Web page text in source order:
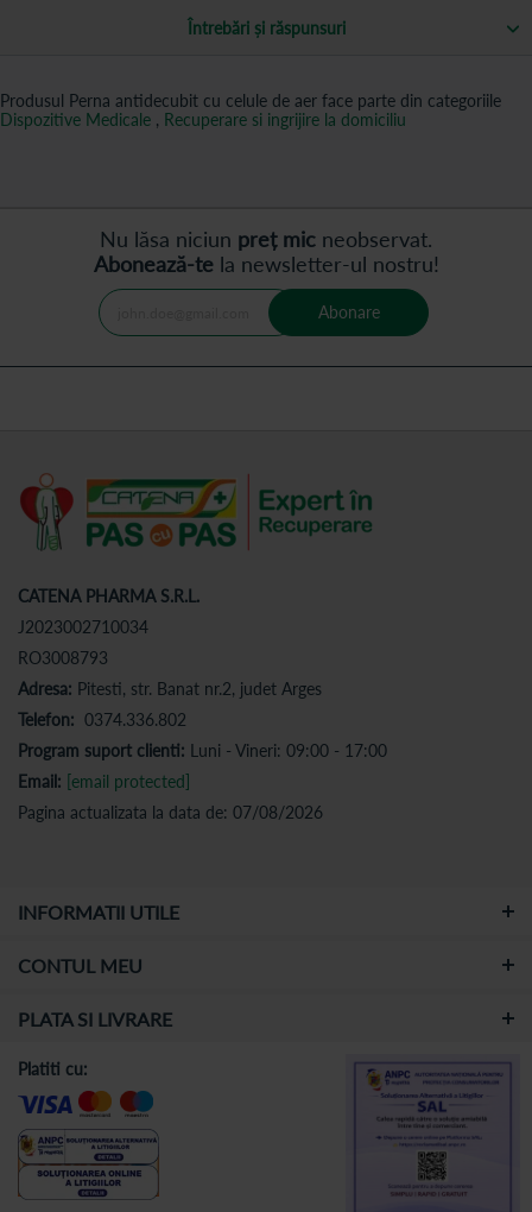
Întrebări și răspunsuri
Produsul Perna antidecubit cu celule de aer face parte din categoriile
Dispozitive Medicale , Recuperare si ingrijire la domiciliu
Nu lăsa niciun preț mic neobservat.
Abonează-tela newsletter-ul nostru!
Abonare
CATENA PHARMA S.R.L.
J2023002710034
RO3008793
Adresa: Pitesti, str. Banat nr.2, judet Arges
Telefon: 0374.336.802
Program suport clienti: Luni - Vineri: 09:00 - 17:00
Email: [email protected]
Pagina actualizata la data de: 07/08/2026
INFORMATII UTILE
CONTUL MEU
PLATA SI LIVRARE
Platiti cu: